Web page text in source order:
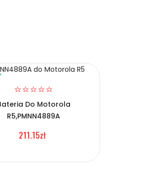
Do Motorola
R5,PMNN4889A
211.15zł